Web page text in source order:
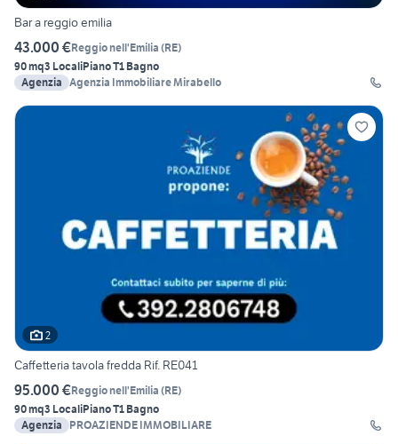
Bar a reggio emilia
43.000 €Reggio nell'Emilia (RE)
90 mq3 LocaliPiano T1 Bagno
Agenzia Agenzia Immobiliare Mirabello
2
Caffetteria tavola fredda Rif. RE041
95.000 €Reggio nell'Emilia (RE)
90 mq3 LocaliPiano T1 Bagno
Agenzia
PROAZIENDE IMMOBILIARE